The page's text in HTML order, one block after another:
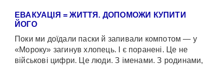
ЕВАКУАЦІЯ = ЖИТТЯ. ДОПОМОЖИ КУПИТИ
ЙОГО
Поки ми доїдали паски й запивали компотом — у
«Мороку» загинув хлопець. І є поранені. Це не
військові цифри. Це люди. З іменами. З родинами,